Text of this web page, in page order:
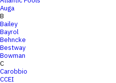
Auga
B
Bailey
Bayrol
Behncke
Bestway
Bowman
C
Carobbio
CCEI